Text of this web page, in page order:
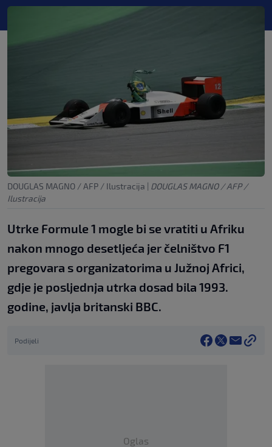
DOUGLAS MAGNO / AFP / Ilustracija | DOUGLAS MAGNO / AFP /
Ilustracija
Utrke Formule 1 mogle bi se vratiti u Afriku
nakon mnogo desetljeća jer čelništvo F1
pregovara s organizatorima u Južnoj Africi,
gdje je posljednja utrka dosad bila 1993.
godine, javlja britanski BBC.
Podijeli
Oglas